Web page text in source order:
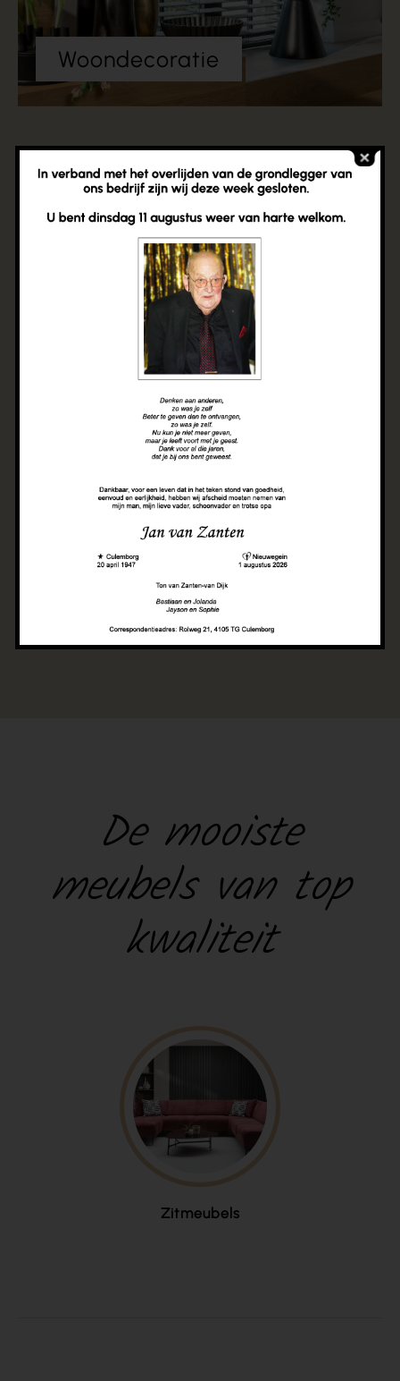
Woondecoratie
Topkwaliteit meubels
en slaapoplossingen
Bij Bradaal Wonen en Slapen vind je topkwaliteit
meubels en slaapoplossingen. Onze collectie
omvat alles, van chique banken tot eettafels,
doel om onze klanten het beste comfort en
kwaliteit te bieden. We zijn gefocust op
vakmanschap en design trends, waardoor we
inspirerende woon- en slaapruimtes creëren
voor iedereen die functionaliteit en stijl in huis
De mooiste
meubels van top
kwaliteit
Zitmeubels